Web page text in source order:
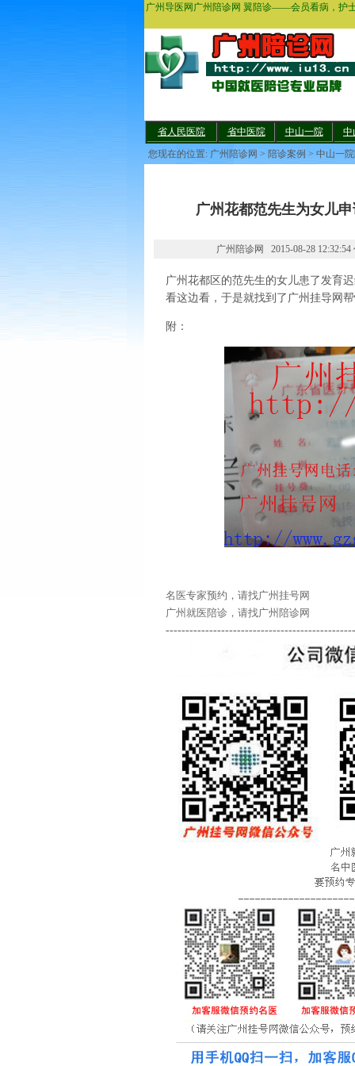
广州导医网广州陪诊网 翼陪诊——会员看病，护
省人民医院 省中医院 中山一院
中
您现在的位置: 广州陪诊网 > 陪诊案例 > 中山一
广州花都范先生为女儿
广州陪诊网 2015-08-28
广州花都区的范先生的女儿患了发育
看这边看，于是就找到了广州挂导网
附：
名医专家预约，请找广州挂号网
广州就医陪诊，请找广州陪诊网